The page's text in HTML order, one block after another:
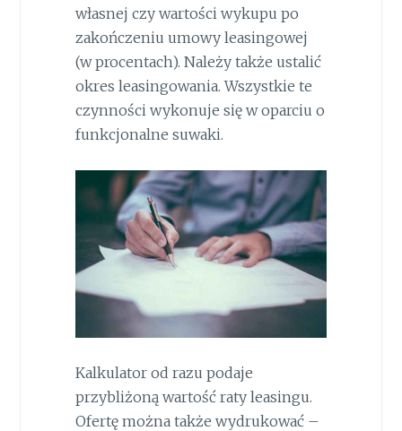
własnej czy wartości wykupu po
zakończeniu umowy leasingowej
(w procentach). Należy także ustalić
okres leasingowania. Wszystkie te
czynności wykonuje się w oparciu o
funkcjonalne suwaki.
Kalkulator od razu podaje
przybliżoną wartość raty leasingu.
Ofertę można także wydrukować –